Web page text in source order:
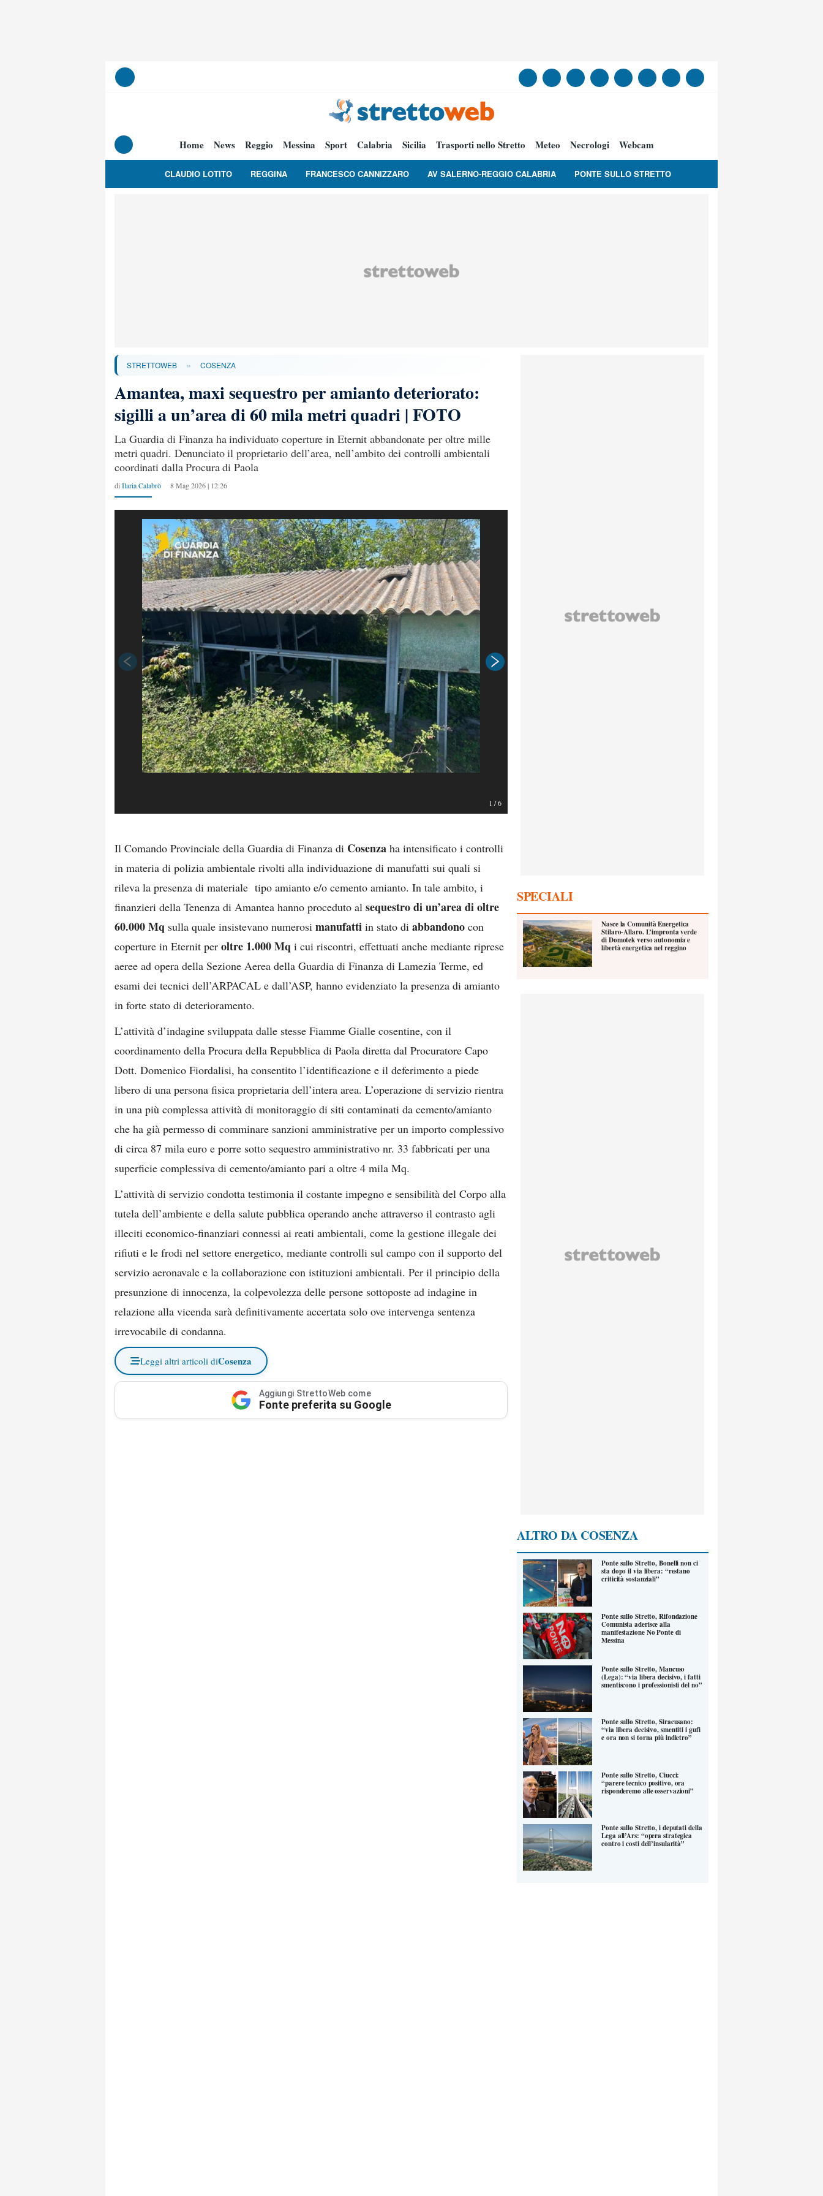
Home News Reggio Messina Sport Calabria Sicilia Trasporti nello Stretto Meteo Necrologi Webcam
CLAUDIO LOTITO REGGINA FRANCESCO CANNIZZARO AV SALERNO-REGGIO CALABRIA PONTE SULLO STRETTO
STRETTOWEB » COSENZA
Amantea, maxi sequestro per amianto deteriorato:
sigilli a un’area di 60 mila metri quadri | FOTO
La Guardia di Finanza ha individuato coperture in Eternit abbandonate per oltre mille
metri quadri. Denunciato il proprietario dell’area, nell’ambito dei controlli ambientali
coordinati dalla Procura di Paola
di Ilaria Calabrò 8 Mag 2026 | 12:26
1 /6
Il Comando Provinciale della Guardia di Finanza di Cosenza ha intensificato i controlli
in materia di polizia ambientale rivolti alla individuazione di manufatti sui quali si
rileva la presenza di materiale tipo amianto e/o cemento amianto. In tale ambito, i
finanzieri della Tenenza di Amantea hanno proceduto al sequestro di un’area di oltre
60.000 Mq sulla quale insistevano numerosi manufatti in stato di abbandono con
coperture in Eternit per oltre 1.000 Mq i cui riscontri, effettuati anche mediante riprese
aeree ad opera della Sezione Aerea della Guardia di Finanza di Lamezia Terme, ed
esami dei tecnici dell’ARPACAL e dall’ASP, hanno evidenziato la presenza di amianto
in forte stato di deterioramento.
L’attività d’indagine sviluppata dalle stesse Fiamme Gialle cosentine, con il
coordinamento della Procura della Repubblica di Paola diretta dal Procuratore Capo
Dott. Domenico Fiordalisi, ha consentito l’identificazione e il deferimento a piede
libero di una persona fisica proprietaria dell’intera area. L’operazione di servizio rientra
in una più complessa attività di monitoraggio di siti contaminati da cemento/amianto
che ha già permesso di comminare sanzioni amministrative per un importo complessivo
di circa 87 mila euro e porre sotto sequestro amministrativo nr. 33 fabbricati per una
superficie complessiva di cemento/amianto pari a oltre 4 mila Mq.
L’attività di servizio condotta testimonia il costante impegno e sensibilità del Corpo alla
tutela dell’ambiente e della salute pubblica operando anche attraverso il contrasto agli
illeciti economico-finanziari connessi ai reati ambientali, come la gestione illegale dei
rifiuti e le frodi nel settore energetico, mediante controlli sul campo con il supporto del
servizio aeronavale e la collaborazione con istituzioni ambientali. Per il principio della
presunzione di innocenza, la colpevolezza delle persone sottoposte ad indagine in
relazione alla vicenda sarà definitivamente accertata solo ove intervenga sentenza
irrevocabile di condanna.
Leggi altri articoli diCosenza
Aggiungi StrettoWeb come
Fonte preferita su Google
SPECIALI
Nasce la Comunità Energetica
Stilaro-Allaro. L’impronta verde
di Domotek verso autonomia e
libertà energetica nel reggino
ALTRO DA COSENZA
Ponte sullo Stretto, Bonelli non ci
sta dopo il via libera: “restano
criticità sostanziali”
Ponte sullo Stretto, Rifondazione
Comunista aderisce alla
manifestazione No Ponte di
Messina
Ponte sullo Stretto, Mancuso
(Lega): “via libera decisivo, i fatti
smentiscono i professionisti del no”
Ponte sullo Stretto, Siracusano:
“via libera decisivo, smentiti i gufi
e ora non si torna più indietro”
Ponte sullo Stretto, Ciucci:
“parere tecnico positivo, ora
risponderemo alle osservazioni”
Ponte sullo Stretto, i deputati della
Lega all’Ars: “opera strategica
contro i costi dell’insularità”